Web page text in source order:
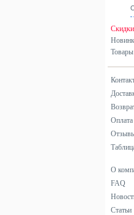
Скидки
Оплата
О
FAQ
Статьи